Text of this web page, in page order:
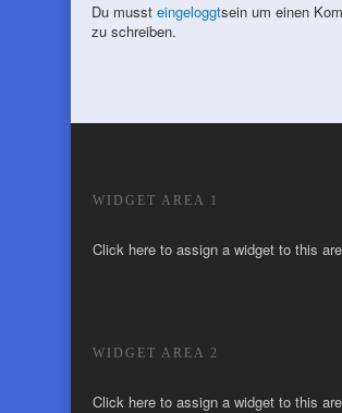
Du musst eingeloggtsein um einen
zu schreiben.
WIDGET AREA 1
Click here to assign a widget to this
WIDGET AREA 2
Click here to assign a widget to this